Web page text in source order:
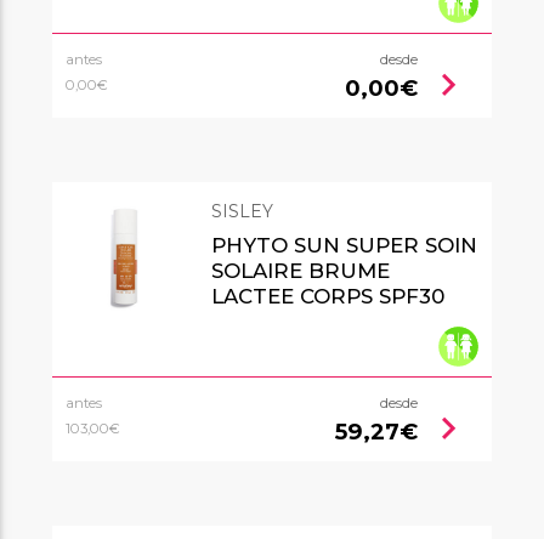
antes
0,00€
desde
0,00€ chevron_right
SISLEY
PHYTO SUN SUPER SOIN
SOLAIRE BRUME
LACTEE CORPS SPF30
antes
103,00€
desde
59,27€ chevron_right